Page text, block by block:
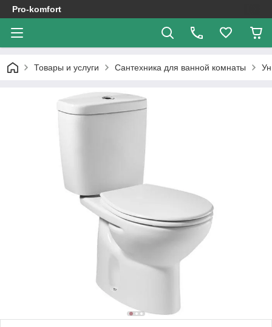
Pro-komfort
Товары и услуги Сантехника для ванной комнаты